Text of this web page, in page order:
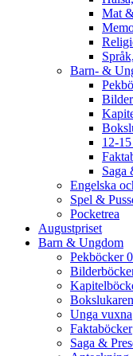
Mat
Barn- &
12-
Saga
Engelska
Spel &
Pocketrea
Augustpriset
Barn & Ungdom
Pekböcker
Unga vuxna
Faktaböcker
Saga &